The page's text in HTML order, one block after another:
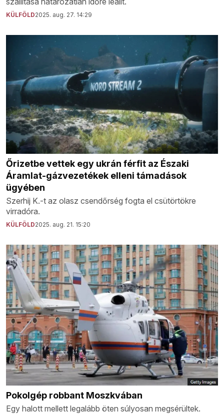
KÜLFÖLD2025. aug. 27. 14:29
Őrizetbe vettek egy ukrán férfit az Északi
Áramlat-gázvezetékek elleni támadások
ügyében
Szerhij K.-t az olasz csendőrség fogta el csütörtökre
virradóra.
KÜLFÖLD2025. aug. 21. 15:20
Pokolgép robbant Moszkvában
Egy halott mellett legalább öten súlyosan megsérültek.